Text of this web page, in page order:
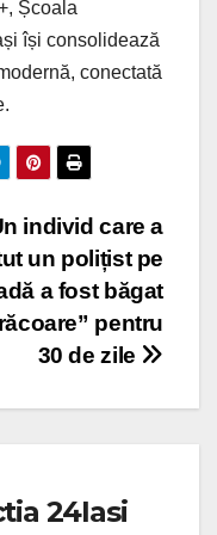
Școala
își consolidează
conectată
individ care a
un polițist pe
a fost băgat
pentru
30 de zile
24Iasi